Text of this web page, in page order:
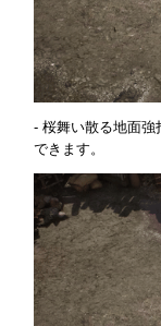
- 桜舞い散る地面強
できます。